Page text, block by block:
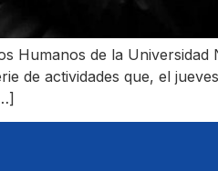
Humanos de la
de actividades que, el